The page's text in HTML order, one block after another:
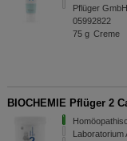
Pflüger
05992822
75 g Creme
BIOCHEMIE Pflüger 2
Laboratorium